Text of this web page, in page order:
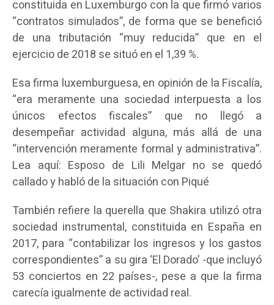
constituida en Luxemburgo con la que firmó varios
“contratos simulados”, de forma que se benefició
de una tributación “muy reducida” que en el
ejercicio de 2018 se situó en el 1,39 %.
Esa firma luxemburguesa, en opinión de la Fiscalía,
“era meramente una sociedad interpuesta a los
únicos efectos fiscales” que no llegó a
desempeñar actividad alguna, más allá de una
“intervención meramente formal y administrativa”.
Lea aquí: Esposo de Lili Melgar no se quedó
callado y habló de la situación con Piqué
También refiere la querella que Shakira utilizó otra
sociedad instrumental, constituida en España en
2017, para “contabilizar los ingresos y los gastos
correspondientes” a su gira ‘El Dorado’ -que incluyó
53 conciertos en 22 países-, pese a que la firma
carecía igualmente de actividad real.